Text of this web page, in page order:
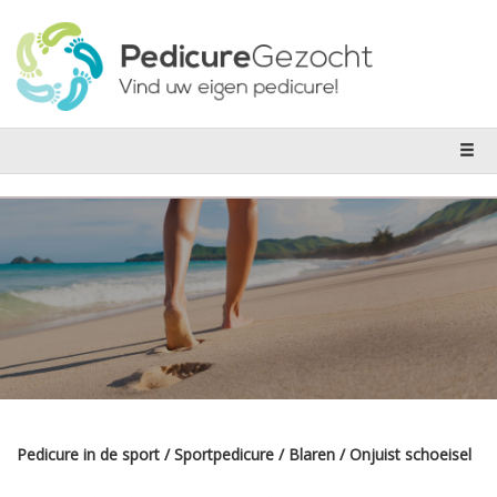
Pedicure in de sport / Sportpedicure / Blaren / Onjuist schoeisel